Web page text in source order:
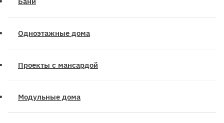
Одноэтажные дома
Проекты с мансардой
Модульные дома